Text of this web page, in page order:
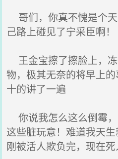
哥们，你真不愧是个
己路上碰见了宁采臣啊！
王金宝擦了擦脸上，
物，极其无奈的将早上
十的讲了一遍
你说我怎么这么倒霉
这些脏玩意！难道我天
刚被活人欺负完，现在死